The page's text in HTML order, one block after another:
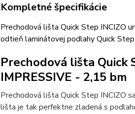
Kompletné špecifikácie
Prechodová lišta Quick Step INCIZO
odtieň laminátovej podlahy Quick
Prechodová lišta Quick
IMPRESSIVE - 2,15 bm
Prechodová lišta Quick Step INCIZO
lišta je tak perfektne zladená s